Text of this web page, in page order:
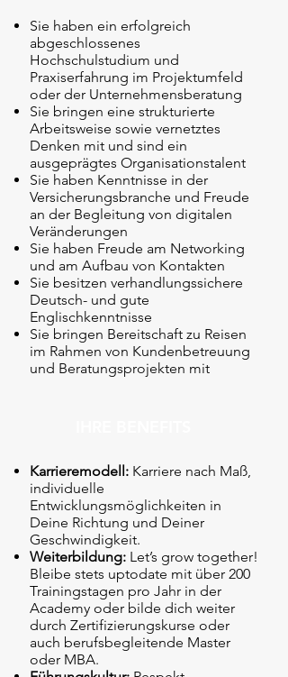
Sie haben ein erfolgreich
abgeschlossenes
Hochschulstudium und
Praxiserfahrung im Projektumfeld
oder der Unternehmensberatung
Sie bringen eine strukturierte
Arbeitsweise sowie vernetztes
Denken mit und sind ein
ausgeprägtes Organisationstalent
Sie haben Kenntnisse in der
Versicherungsbranche und Freude
an der Begleitung von digitalen
Veränderungen
Sie haben Freude am Networking
und am Aufbau von Kontakten
Sie besitzen verhandlungssichere
Deutsch- und gute
Englischkenntnisse
Sie bringen Bereitschaft zu Reisen
im Rahmen von Kundenbetreuung
und Beratungsprojekten mit
Karrieremodell: Karriere nach Maß,
individuelle
Entwicklungsmöglichkeiten in
Deine Richtung und Deiner
Geschwindigkeit.
Weiterbildung: Let’s grow together!
Bleibe stets uptodate mit über 200
Trainingstagen pro Jahr in der
Academy oder bilde dich weiter
durch Zertifizierungskurse oder
auch berufsbegleitende Master
oder MBA.